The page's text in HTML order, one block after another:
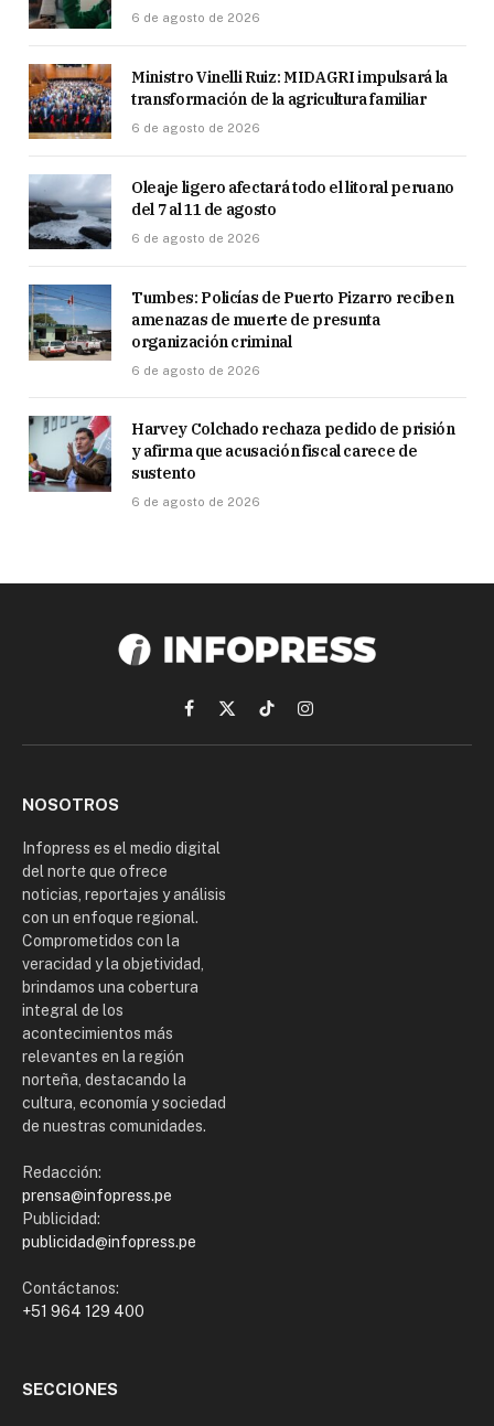
6 de agosto de 2026
Ministro Vinelli Ruiz: MIDAGRI impulsará la
transformación de la agricultura familiar
6 de agosto de 2026
Oleaje ligero afectará todo el litoral peruano
del 7 al 11 de agosto
6 de agosto de 2026
Tumbes: Policías de Puerto Pizarro reciben
amenazas de muerte de presunta
organización criminal
6 de agosto de 2026
Harvey Colchado rechaza pedido de prisión
y afirma que acusación fiscal carece de
sustento
6 de agosto de 2026
Facebook
X
(Twitter)
TikTokInstagram
NOSOTROS
Infopress es el medio digital
del norte que ofrece
noticias, reportajes y análisis
con un enfoque regional.
Comprometidos con la
veracidad y la objetividad,
brindamos una cobertura
integral de los
acontecimientos más
relevantes en la región
norteña, destacando la
cultura, economía y sociedad
de nuestras comunidades.
Redacción:
prensa@infopress.pe
Publicidad:
publicidad@infopress.pe
Contáctanos:
+51 964 129 400
SECCIONES